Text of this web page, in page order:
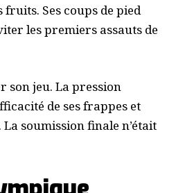
Ses coups de pied
les premiers assauts de
son jeu. La pression
de ses frappes et
soumission finale n’était